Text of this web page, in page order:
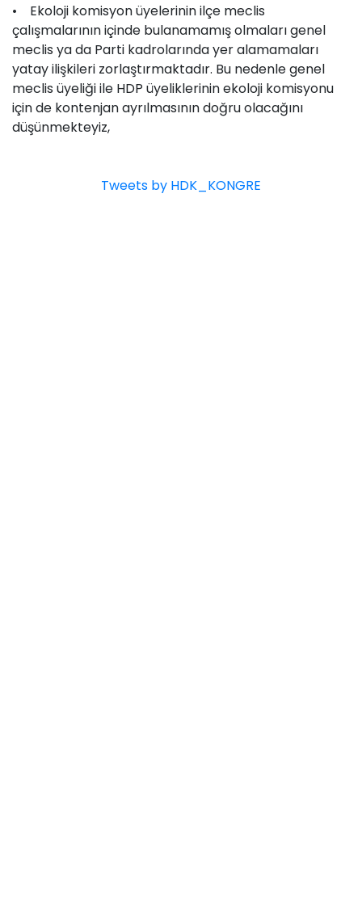
• Ekoloji komisyon üyelerinin ilçe meclis
çalışmalarının içinde bulanamamış olmaları genel
meclis ya da Parti kadrolarında yer alamamaları
yatay ilişkileri zorlaştırmaktadır. Bu nedenle genel
meclis üyeliği ile HDP üyeliklerinin ekoloji komisyonu
için de kontenjan ayrılmasının doğru olacağını
düşünmekteyiz,
Tweets by HDK_KONGRE